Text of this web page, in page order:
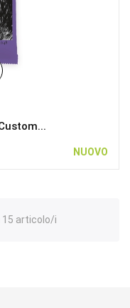
NUOVO
15 articolo/i